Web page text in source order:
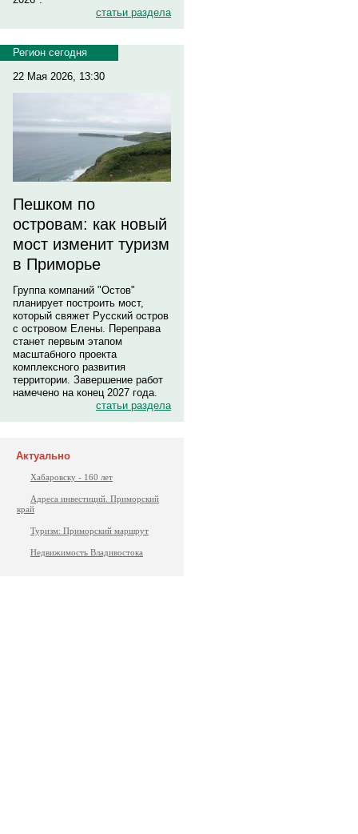
статьи раздела
Регион сегодня
22 Мая 2026, 13:30
Пешком по
островам: как новый
мост изменит туризм
в Приморье
Группа компаний "Остов"
планирует построить мост,
который свяжет Русский остров
с островом Елены. Переправа
станет первым этапом
масштабного проекта
комплексного развития
территории. Завершение работ
намечено на конец 2027 года.
статьи раздела
Актуально
Хабаровску - 160 лет
Адреса инвестиций. Приморский
край
Туризм: Приморский маршрут
Недвижимость Владивостока